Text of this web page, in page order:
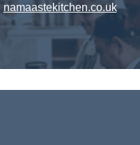
namaastekitchen.co.uk